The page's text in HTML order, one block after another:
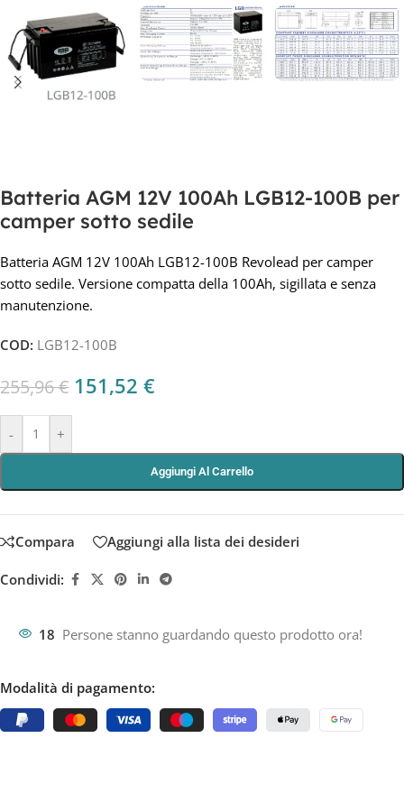
Batteria AGM 12V 100Ah LGB12-100B per
camper sotto sedile
Batteria AGM 12V 100Ah LGB12-100B Revolead per camper
sotto sedile. Versione compatta della 100Ah, sigillata e senza
manutenzione.
COD: LGB12-100B
255,96€ 151,52 €
- +
Aggiungi Al Carrello
Compara Aggiungi alla lista dei desideri
Condividi:
18 Persone stanno guardando questo prodotto ora!
Modalità di pagamento: